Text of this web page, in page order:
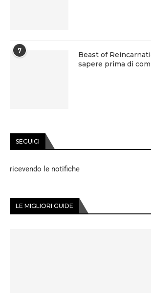
7
Beast of
sapere prima di
SEGUICI
ricevendo le notifiche
LE MIGLIORI GUIDE